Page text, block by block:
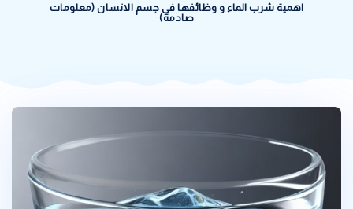
اهمية شرب الماء و وظائفها في جسم الانسان (معلومات
صادمة)